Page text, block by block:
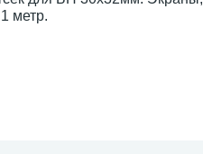
метр.